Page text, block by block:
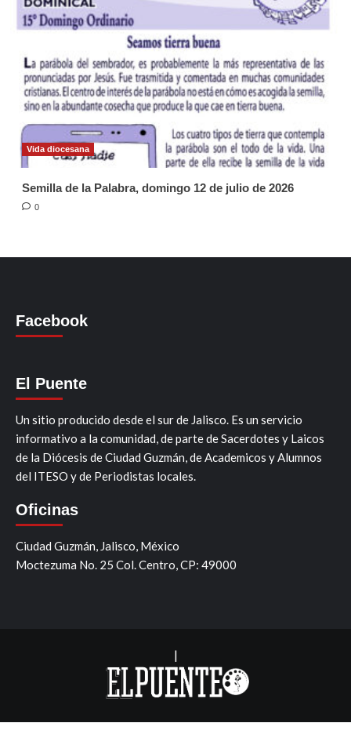
Vida diocesana
Semilla de la Palabra, domingo 12 de julio de 2026
0
Facebook
El Puente
Un sitio producido desde el sur de Jalisco. Es un servicio
informativo a la comunidad, de parte de Sacerdotes y Laicos
de la Diócesis de Ciudad Guzmán, de Academicos y Alumnos
del ITESO y de Periodistas locales.
Oficinas
Ciudad Guzmán, Jalisco, México
Moctezuma No. 25 Col. Centro, CP: 49000
|